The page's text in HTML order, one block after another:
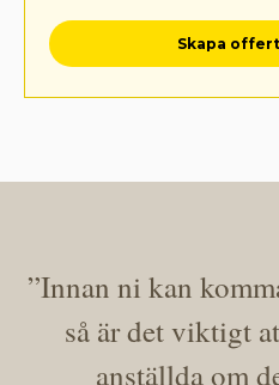
Skapa
”Innan ni kan
så är det viktigt
anställda om